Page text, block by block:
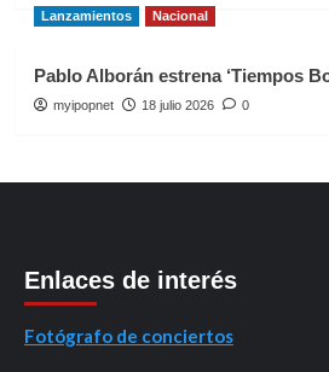
Lanzamientos Nacional
Pablo Alborán estrena ‘Tiempos
myipopnet 18 julio 2026 0
Enlaces de interés
Fotógrafo de conciertos